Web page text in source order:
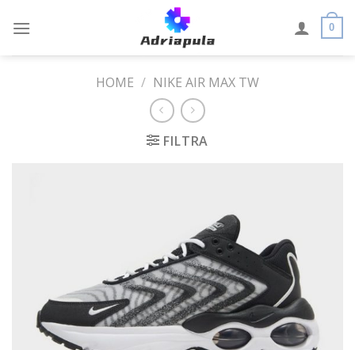
0
HOME / NIKE AIR MAX TW
FILTRA